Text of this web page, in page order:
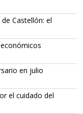
Castellón: el
en julio
el cuidado del